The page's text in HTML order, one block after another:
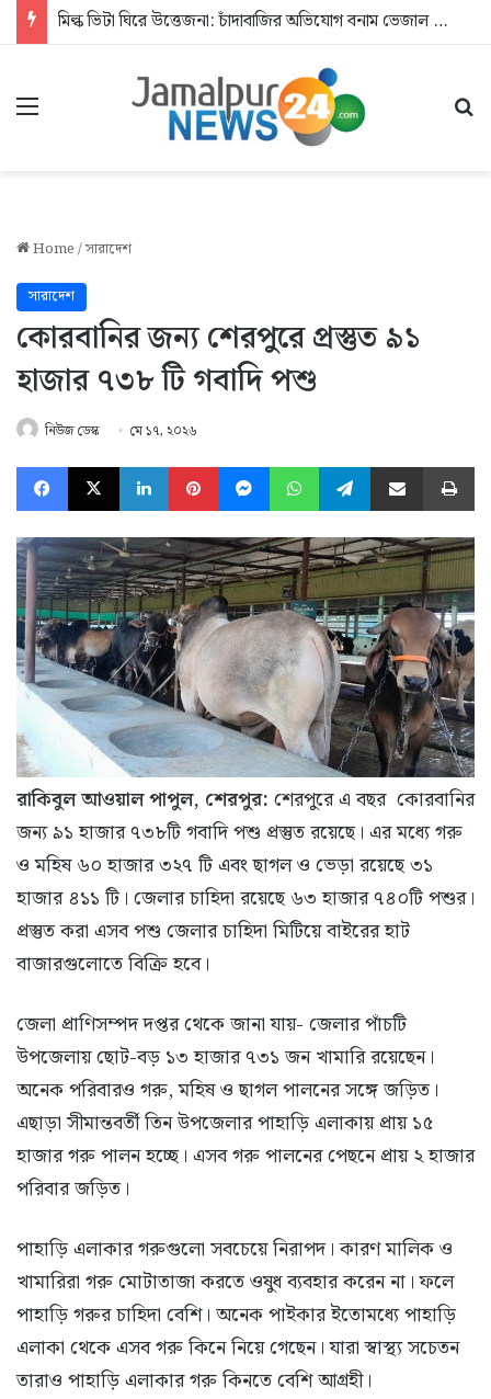
মিল্ক ভিটা ঘিরে উত্তেজনা: চাঁদাবাজির অভিযোগ বনাম ভেজাল দুধের জিডি
Menu
Home/সারাদেশ
সারাদেশ
কোরবানির জন্য শেরপুরে প্রস্তুত ৯১
হাজার ৭৩৮ টি গবাদি পশু
নিউজ ডেস্ক মে ১৭, ২০২৬
Facebook
X LinkedInPinterestMessengerWhatsAppTelegramShare via Email
রাকিবুল আওয়াল পাপুল, শেরপুর: শেরপুরে এ বছর কোরবানির
জন্য ৯১ হাজার ৭৩৮টি গবাদি পশু প্রস্তুত রয়েছে। এর মধ্যে গরু
ও মহিষ ৬০ হাজার ৩২৭ টি এবং ছাগল ও ভেড়া রয়েছে ৩১
হাজার ৪১১ টি। জেলার চাহিদা রয়েছে ৬৩ হাজার ৭৪০টি পশুর।
প্রস্তুত করা এসব পশু জেলার চাহিদা মিটিয়ে বাইরের হাট
বাজারগুলোতে বিক্রি হবে।
জেলা প্রাণিসম্পদ দপ্তর থেকে জানা যায়- জেলার পাঁচটি
উপজেলায় ছোট-বড় ১৩ হাজার ৭৩১ জন খামারি রয়েছেন।
অনেক পরিবারও গরু, মহিষ ও ছাগল পালনের সঙ্গে জড়িত।
এছাড়া সীমান্তবর্তী তিন উপজেলার পাহাড়ি এলাকায় প্রায় ১৫
হাজার গরু পালন হচ্ছে। এসব গরু পালনের পেছনে প্রায় ২ হাজার
পরিবার জড়িত।
পাহাড়ি এলাকার গরুগুলো সবচেয়ে নিরাপদ। কারণ মালিক ও
খামারিরা গরু মোটাতাজা করতে ওষুধ ব্যবহার করেন না। ফলে
পাহাড়ি গরুর চাহিদা বেশি। অনেক পাইকার ইতোমধ্যে পাহাড়ি
এলাকা থেকে এসব গরু কিনে নিয়ে গেছেন। যারা স্বাস্থ্য সচেতন
তারাও পাহাড়ি এলাকার গরু কিনতে বেশি আগ্রহী।